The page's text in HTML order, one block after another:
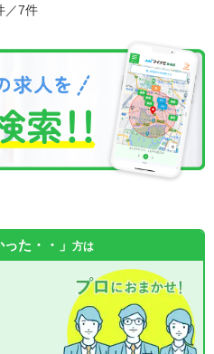
／7件
た・・」 方は